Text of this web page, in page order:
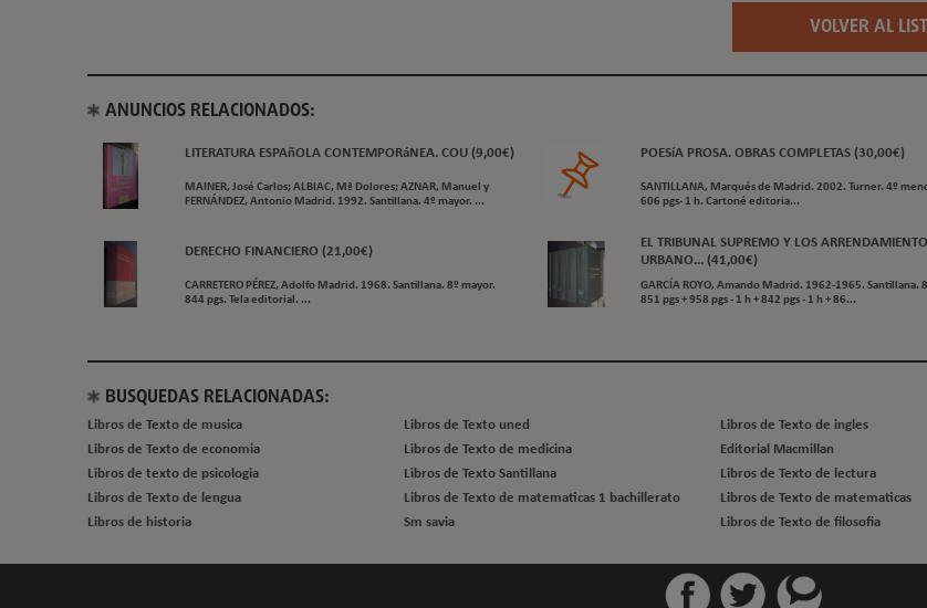
VOLVER AL
ANUNCIOS RELACIONADOS:
LITERATURA ESPAñOLA CONTEMPORáNEA. COU (9,00€)
MAINER, José Carlos; ALBIAC, Mª Dolores; AZNAR, Manuel y
FERNÁNDEZ, Antonio Madrid. 1992. Santillana. 4º mayor. ...
POESíA PROSA. OBRAS COMPLETAS (30,00€)
SANTILLANA, Marqués de Madrid. 2002. Turner. 4º
606 pgs- 1 h. Cartoné editoria...
DERECHO FINANCIERO (21,00€)
CARRETERO PÉREZ, Adolfo Madrid. 1968. Santillana. 8º mayor.
844 pgs. Tela editorial. ...
EL TRIBUNAL SUPREMO Y LOS
URBANO... (41,00€)
GARCÍA ROYO, Amando Madrid. 1962-1965. Santillana.
851 pgs + 958 pgs - 1 h + 842 pgs - 1 h + 86...
BUSQUEDAS RELACIONADAS:
Libros de Texto de musica Libros de Texto uned
Libros de Texto de ingles
Libros de Texto de economia
Libros de Texto de medicina
Editorial Macmillan
Libros de texto de psicologia
Libros de Texto Santillana
Libros de Texto de lectura
Libros de Texto de lengua
Libros de Texto de matematicas 1 bachillerato
Libros de Texto de matematicas
Libros de historia
Sm savia Libros de Texto de filosofia